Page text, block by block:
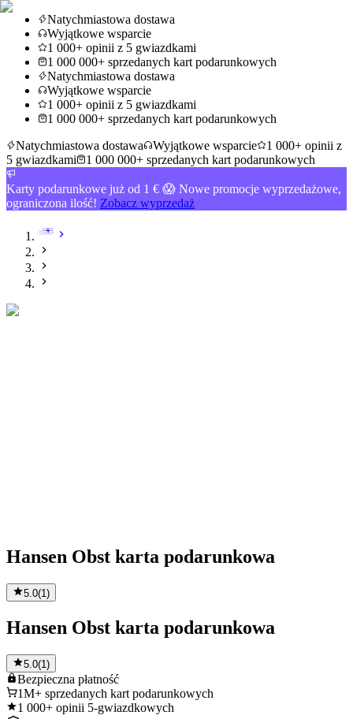
Natychmiastowa dostawa
Wyjątkowe wsparcie
1 000+ opinii z 5 gwiazdkami
1 000 000+ sprzedanych kart podarunkowych
Natychmiastowa dostawa
Wyjątkowe wsparcie
1 000+ opinii z 5 gwiazdkami
1 000 000+ sprzedanych kart podarunkowych
Natychmiastowa dostawa
Wyjątkowe wsparcie
1 000+ opinii z
5 gwiazdkami
1 000 000+ sprzedanych kart podarunkowych
Karty podarunkowe już od 1 € 😱 Nowe promocje wyprzedażowe,
ograniczona ilość! Zobacz wyprzedaż
Hansen Obst karta podarunkowa
5.0(1 )
Hansen Obst karta podarunkowa
5.0(1)
Bezpieczna płatność
1M+ sprzedanych kart podarunkowych
1 000+ opinii 5-gwiazdkowych